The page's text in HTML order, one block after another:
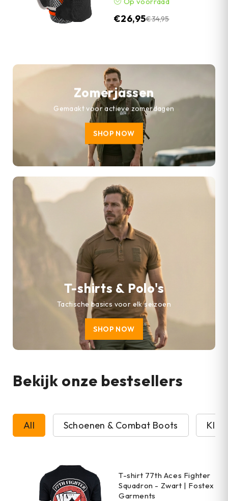
€34,95
€26,95
Zomerjassen
Gemaakt voor actieve zomerdagen
SHOP NOW
T-shirts & Polo's
Tactische basics voor elk seizoen
SHOP NOW
Bekijk onze bestsellers
All Schoenen & Combat Boots
T-shirt 77th Aces Fighter
Squadron - Zwart | Fostex
Garments